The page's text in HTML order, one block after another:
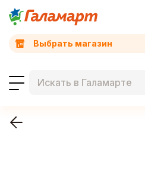
Выбрать магазин